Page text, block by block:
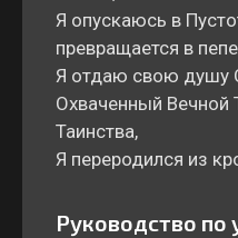
Я опускаюсь в
превращается в
Я отдаю свою душу
Охваченный Вечной
Таинства,
Я переродился из
Руководство по